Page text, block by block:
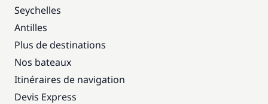
Seychelles
Antilles
Plus de destinations
Nos bateaux
Itinéraires de navigation
Devis Express